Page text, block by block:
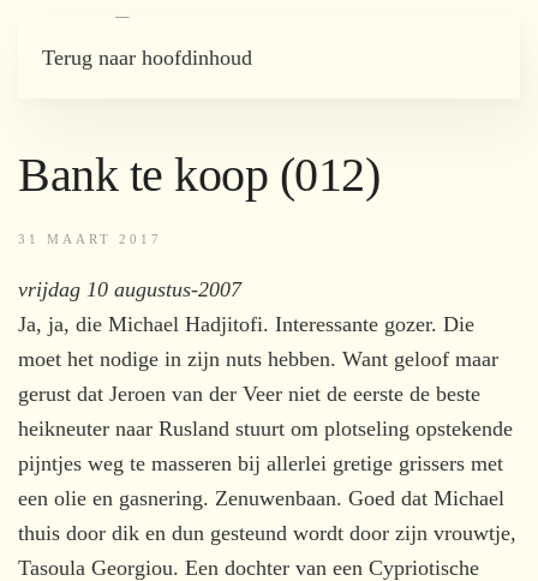
Terug naar hoofdinhoud
Bank te koop (012)
31 MAART 2017
vrijdag 10 augustus-2007
Ja, ja, die Michael Hadjitofi. Interessante gozer. Die
moet het nodige in zijn nuts hebben. Want geloof maar
gerust dat Jeroen van der Veer niet de eerste de beste
heikneuter naar Rusland stuurt om plotseling opstekende
pijntjes weg te masseren bij allerlei gretige grissers met
een olie en gasnering. Zenuwenbaan. Goed dat Michael
thuis door dik en dun gesteund wordt door zijn vrouwtje,
Tasoula Georgiou. Een dochter van een Cypriotische